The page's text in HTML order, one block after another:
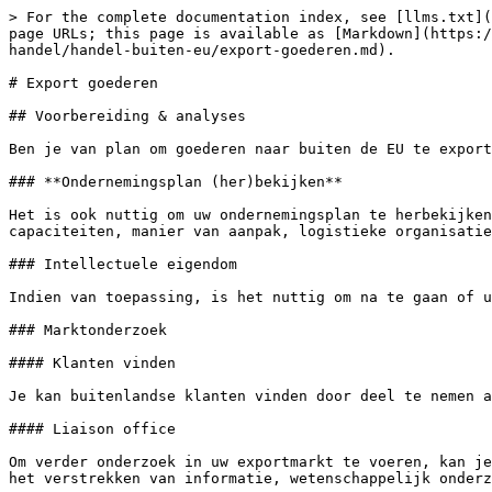
> For the complete documentation index, see [llms.txt](https://odoo.plutus.be/llms.txt). Markdown versions of documentation pages are available by appending `.md` to page URLs; this page is available as [Markdown](https://odoo.plutus.be/plutus-open-knowledge-hub/onderneming-uitbreiden/internationaal-ondernemen/internationale-handel/handel-buiten-eu/export-goederen.md).

# Export goederen

## Voorbereiding & analyses

Ben je van plan om goederen naar buiten de EU te exporteren? Controleer dan of uw onderneming voldoende voorbereid is om grensoverschrijdend te ondernemen.

### **Ondernemingsplan (her)bekijken**

Het is ook nuttig om uw ondernemingsplan te herbekijken en de nieuwe doelstellingen zoals internationale handel mee op te nemen. Denk na over uw strategie, capaciteiten, manier van aanpak, logistieke organisatie, formaliteiten, enz.

### Intellectuele eigendom

Indien van toepassing, is het nuttig om na te gaan of uw intellectuele eigendom voldoende beschermd zal zijn op uw exportmarkt.

### Marktonderzoek

#### Klanten vinden

Je kan buitenlandse klanten vinden door deel te nemen aan internationale beurzen en handelsmissies.

#### Liaison office

Om verder onderzoek in uw exportmarkt te voeren, kan je een representatiebureau of liaison office openen. Dit is een vestiging met als enige bedoeling de publiciteit, het verstrekken van informatie, wetenschappelijk onderzoek of analoge activiteiten met een voorbereidend of bijkomstig karakter te hebben.

Dit betekent dat een representatiebureau eerder publicitaire activiteiten uitvoert of onderzoeken doet. Een representatiebureau voert geen handelsactiviteiten uit, waardoor ze niet beschouwd wordt als een rechtspersoon of vaste inrichting. Hiernaast zijn er in principe geen belastbare inkomsten aangezien er nog geen handelsactiviteiten zijn.

### Klanten buiten de EU

#### Contracten & offertes

Stel een contract of offerte op waarin alle gegevens en afspraken duidelijk in kaart worden gebracht. Neem zeker onderstaande punten op:&#x20;

* Gedetailleerde omschrijving van de goederen&#x20;
* De prijzen
* Welk recht van toepassing is & geschillenregeling

Laat de contracten en offertes steeds door de klant ondertekenen.

{% hint style="success" %}
**Jurist**

Neem best contact op met een jurist om een goed onderbouwd contract op te stellen.
{% endhint %}

#### Voorwaarden

Stel algemene voorwaarden op die automatisch van toepassing zijn op al uw offertes en contracten.\
Zorg voor duidelijke afspraken rond het transport en de leveringstermijnen, maak gebruik van incoterms.

Maak ook duidelijke afspraken rond de betaalvoorwaarden. Bij export van goederen is het aan te raden om het geld reeds voor de verzending te ontvangen. Bespreek ook met je bank welke betalingsvormen in uw situatie geschikt zouden zijn, rekening houdend met betalingen in vreemde valuta.

## Access2Markets

Op de pagina Access2Markets van de Europese Commissie kan je de nodige informatie terugvinden over het in- en uitvoeren van goederen en diensten.

{% embed url="<https://trade.ec.europa.eu/access-to-markets/en/home>" %}
Europese Commissie - Access2Markets
{% endembed %}

## EORI-nummer

Om goederen op een vlotte manier te kunnen uitvoeren heb je naast je btw-nummer ook een EORI-